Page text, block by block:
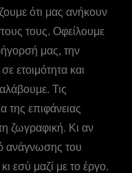
ότι μας ανήκουν
τους. Oφείλουμε
μας, την
ετοιμότητα και
Τις
της επιφάνειας
ζωγραφική. Κι αν
ανάγνωσης του
εσύ μαζί με το έργο.